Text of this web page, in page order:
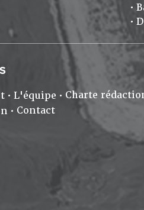
L'équipe
Charte
Contact